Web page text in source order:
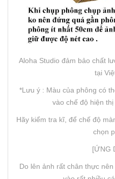
Aloha Studio đảm bảo chất
tại
*Lưu ý : Màu của phông có
vào chế độ hiện
Hãy kiểm tra kĩ, để chế độ
chọn
[ỨNG
Do lên ảnh rất chân thực